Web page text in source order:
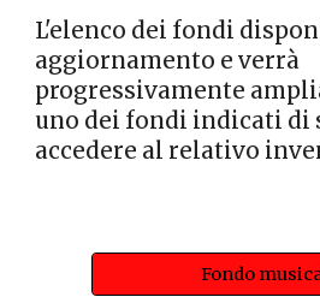
L'elenco dei fondi
aggiornamento e verrà
progressivamente
uno dei fondi indicati di
accedere al relativo
Fondo